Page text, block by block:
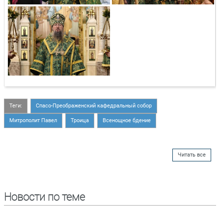
Теги: Спасо-Преображенский кафедральный собор
Митрополит Павел Троица Всенощное бдение
Читать все
Новости по теме